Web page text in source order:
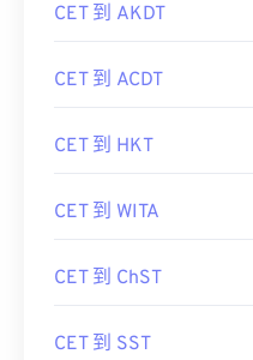
CET 到 AKDT
CET 到 ACDT
CET 到 HKT
CET 到 WITA
CET 到 ChST
CET 到 SST